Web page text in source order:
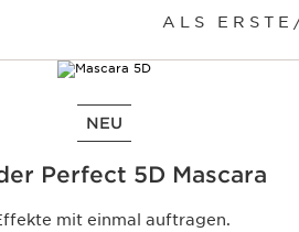
ALS
NEU
Perfect 5D Mascara
mit einmal auftragen.